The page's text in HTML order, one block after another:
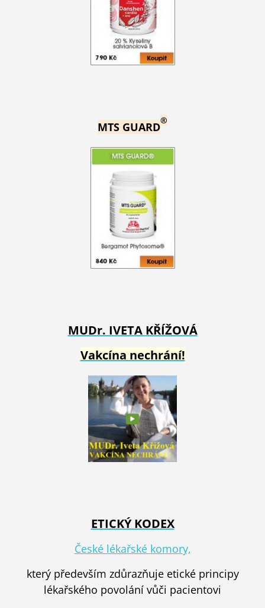
MTS GUARD®
MUDr. IVETA KŘÍŽOVÁ
Vakcína nechrání!
ETICKÝ KODEX
České lékařské komory,
který především zdůrazňuje etické principy
lékařského povolání vůči pacientovi